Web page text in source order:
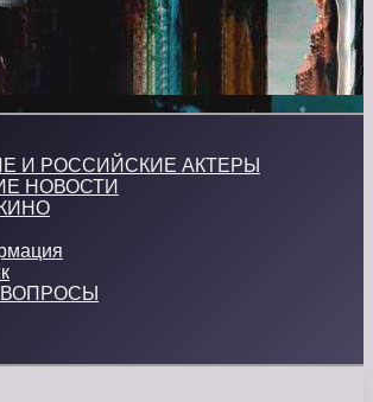
И РОССИЙСКИЕ АКТЕРЫ
НОВОСТИ